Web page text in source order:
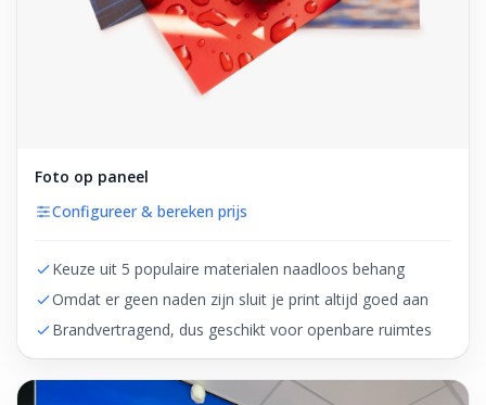
Foto op paneel
Configureer & bereken prijs
Keuze uit 5 populaire materialen naadloos behang
Omdat er geen naden zijn sluit je print altijd goed aan
Brandvertragend, dus geschikt voor openbare ruimtes